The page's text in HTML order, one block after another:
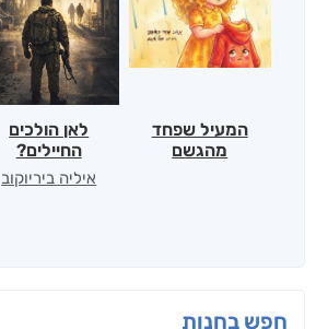
חפש בחנות
המעיל שפחד
מהגשם
לאן הולכים
החיילים?
איליה ביריוקוב